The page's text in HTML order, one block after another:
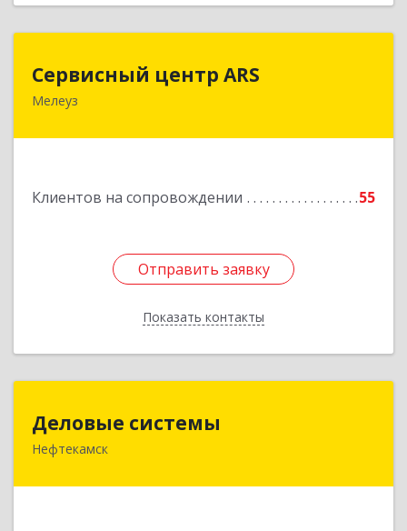
Сервисный центр ARS
Мелеуз
Клиентов на сопровождении 55
Отправить заявку
Показать контакты
Отправить заявку
Назад
Деловые системы
Нефтекамск452689, Башкортостан Респ, Нефтекамск г,